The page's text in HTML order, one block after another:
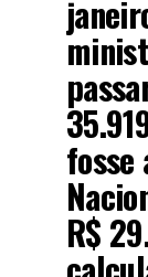
fosse
R$